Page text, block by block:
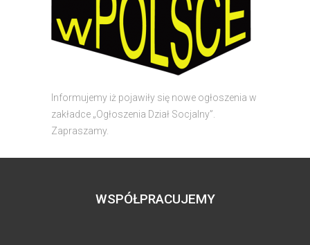
Informujemy iż pojawiły się nowe ogłoszenia w
zakładce „Ogłoszenia Dział Socjalny”.
Zapraszamy.
WSPÓŁPRACUJEMY